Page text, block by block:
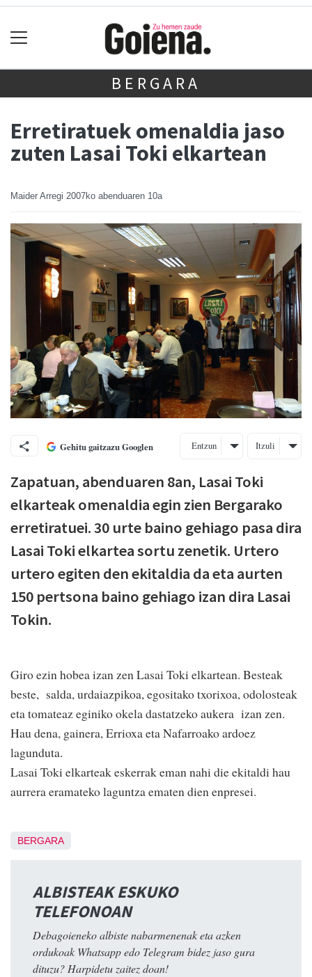
BERGARA
Erretiratuek omenaldia jaso
zuten Lasai Toki elkartean
Maider Arregi 2007ko abenduaren 10a
Gehitu gaitzazu Googlen Entzun Itzuli
Zapatuan, abenduaren 8an, Lasai Toki
elkarteak omenaldia egin zien Bergarako
erretiratuei. 30 urte baino gehiago pasa dira
Lasai Toki elkartea sortu zenetik. Urtero
urtero egiten den ekitaldia da eta aurten
150 pertsona baino gehiago izan dira Lasai
Tokin.
Giro ezin hobea izan zen Lasai Toki elkartean. Besteak
beste, salda, urdaiazpikoa, egositako txorixoa, odolosteak
eta tomateaz eginiko okela dastatzeko aukera izan zen.
Hau dena, gainera, Errioxa eta Nafarroako ardoez
lagunduta.
Lasai Toki elkarteak eskerrak eman nahi die ekitaldi hau
aurrera eramateko laguntza ematen dien enpresei.
BERGARA
ALBISTEAK ESKUKO
TELEFONOAN
Debagoieneko albiste nabarmenenak eta azken
ordukoak Whatsapp edo Telegram bidez jaso gura
dituzu? Harpidetu zaitez doan!